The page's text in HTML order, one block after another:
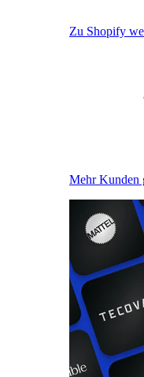
Zu Shopify
Mehr Kunden